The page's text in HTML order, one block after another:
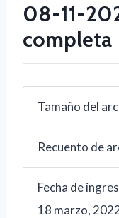
08-11-
completa
Tamaño del
Recuento de
Fecha de
18 marzo,